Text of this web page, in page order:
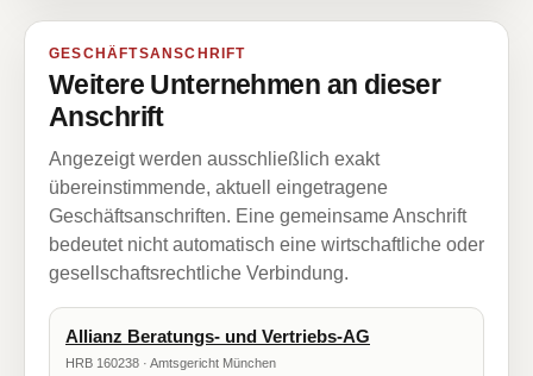
GESCHÄFTSANSCHRIFT
Weitere Unternehmen an dieser
Anschrift
Angezeigt werden ausschließlich exakt
übereinstimmende, aktuell eingetragene
Geschäftsanschriften. Eine gemeinsame Anschrift
bedeutet nicht automatisch eine wirtschaftliche oder
gesellschaftsrechtliche Verbindung.
Allianz Beratungs- und Vertriebs-AG
HRB 160238 · Amtsgericht München